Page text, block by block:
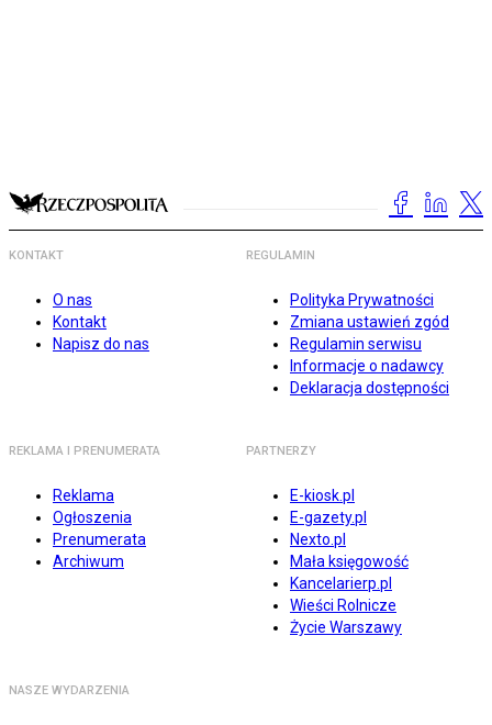
KONTAKT
O nas
Kontakt
Napisz do nas
REGULAMIN
Polityka Prywatności
Zmiana ustawień zgód
Regulamin serwisu
Informacje o nadawcy
Deklaracja dostępności
REKLAMA I PRENUMERATA
Reklama
Ogłoszenia
Prenumerata
Archiwum
PARTNERZY
E-kiosk.pl
E-gazety.pl
Nexto.pl
Mała księgowość
Kancelarierp.pl
Wieści Rolnicze
Życie Warszawy
NASZE WYDARZENIA